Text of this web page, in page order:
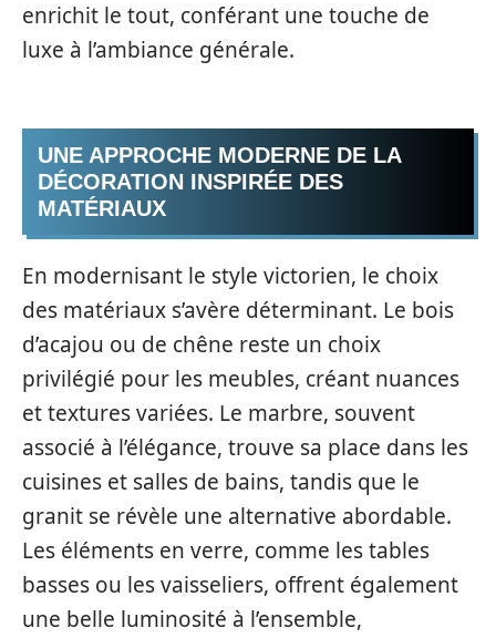
enrichit le tout, conférant une touche de
luxe à l’ambiance générale.
UNE APPROCHE MODERNE DE LA
DÉCORATION INSPIRÉE DES
MATÉRIAUX
En modernisant le style victorien, le choix
des matériaux s’avère déterminant. Le bois
d’acajou ou de chêne reste un choix
privilégié pour les meubles, créant nuances
et textures variées. Le marbre, souvent
associé à l’élégance, trouve sa place dans les
cuisines et salles de bains, tandis que le
granit se révèle une alternative abordable.
Les éléments en verre, comme les tables
basses ou les vaisseliers, offrent également
une belle luminosité à l’ensemble,